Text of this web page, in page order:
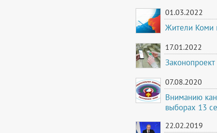
01.03.2022
Жители Коми
17.01.2022
07.08.2020
Вниманию
выборах 13
22.02.2019